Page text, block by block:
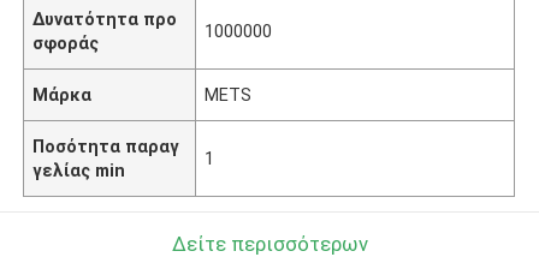
Δυνατότητα προ
σφοράς
1000000
Μάρκα METS
Ποσότητα παραγ
γελίας min
1
Δείτε περισσότερων